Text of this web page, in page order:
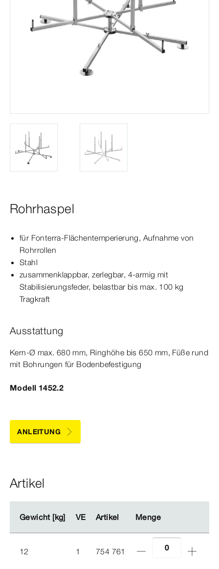
Rohrhaspel
für Fonterra-​Flächentemperierung, Aufnahme von
Rohrrollen
Stahl
zusammenklappbar, zerlegbar, 4-armig mit
Stabilisierungsfeder, belastbar bis max. 1 00 kg
Tragkraft
Ausstattung
Kern-Ø max. 680 mm, Ringhöhe bis 650 mm, Füße rund
mit Bohrungen für Bodenbefestigung
Modell 1452.2
ANLEITUNG
Artikel
Gewicht [kg] VE Artikel Menge
Gewicht [kg] VE Artikel Menge
12 1 754 761